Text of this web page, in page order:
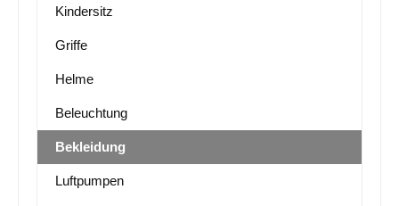
Kindersitz
Griffe
Helme
Beleuchtung
Bekleidung
Luftpumpen